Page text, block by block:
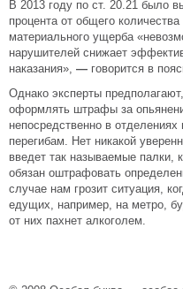
В 2013 году по ст. 20.21 было
процента от общего
материального ущерба
нарушителей снижает
наказания», — говорится в
Однако эксперты
оформлять штрафы за
непосредственно в
перегибам. Нет никакой
введет так называемые палки,
обязан оштрафовать
случае нам грозит ситуация,
едущих, например, на метро,
от них пахнет алкоголем.